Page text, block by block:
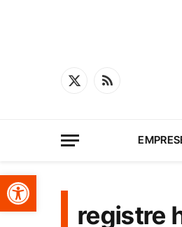
Obre la barra d'eines
X
RSS
registre